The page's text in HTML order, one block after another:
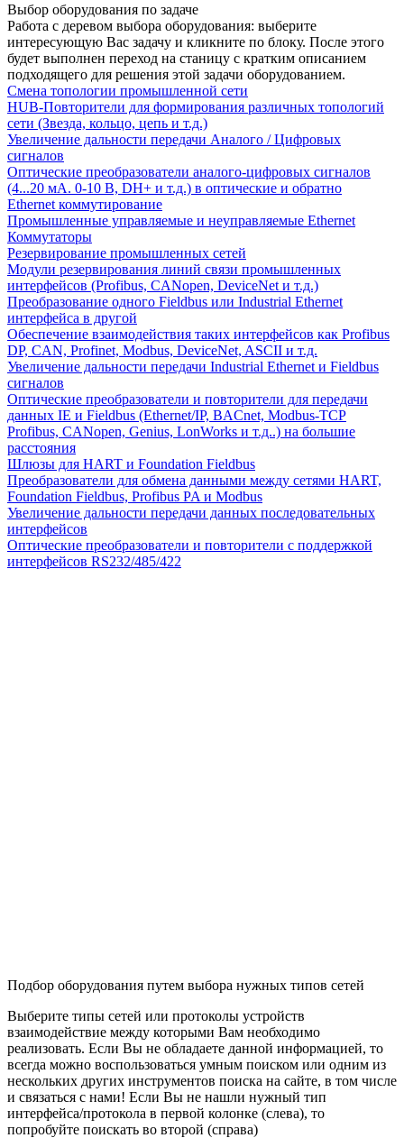
Выбор оборудования по задаче
Работа с деревом выбора оборудования: выберите
интересующую Вас задачу и кликните по блоку. После этого
будет выполнен переход на станицу с кратким описанием
подходящего для решения этой задачи оборудованием.
Смена топологии промышленной сети
HUB-Повторители для формирования различных топологий
сети (Звезда, кольцо, цепь и т.д.)
Увеличение дальности передачи Аналого / Цифровых
сигналов
Оптические преобразователи аналого-цифровых сигналов
(4...20 мА. 0-10 В, DH+ и т.д.) в оптические и обратно
Ethernet коммутирование
Промышленные управляемые и неуправляемые Ethernet
Коммутаторы
Резервирование промышленных сетей
Модули резервирования линий связи промышленных
интерфейсов (Profibus, CANopen, DeviceNet и т.д.)
Преобразование одного Fieldbus или Industrial Ethernet
интерфейса в другой
Обеспечение взаимодействия таких интерфейсов как Profibus
DP, CAN, Profinet, Modbus, DeviceNet, ASCII и т.д.
Увеличение дальности передачи Industrial Ethernet и Fieldbus
сигналов
Оптические преобразователи и повторители для передачи
данных IE и Fieldbus (Ethernet/IP, BACnet, Modbus-TCP
Profibus, CANopen, Genius, LonWorks и т.д..) на большие
расстояния
Шлюзы для HART и Foundation Fieldbus
Преобразователи для обмена данными между сетями HART,
Foundation Fieldbus, Profibus PA и Modbus
Увеличение дальности передачи данных последовательных
интерфейсов
Оптические преобразователи и повторители с поддержкой
интерфейсов RS232/485/422
Подбор оборудования путем выбора нужных типов сетей
Выберите типы сетей или протоколы устройств
взаимодействие между которыми Вам необходимо
реализовать. Если Вы не обладаете данной информацией, то
всегда можно воспользоваться умным поиском или одним из
нескольких других инструментов поиска на сайте, в том числе
и связаться с нами! Если Вы не нашли нужный тип
интерфейса/протокола в первой колонке (слева), то
попробуйте поискать во второй (справа)